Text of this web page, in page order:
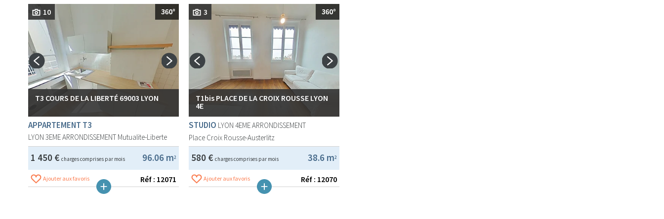
10
T3 COURS DE LA LIBERTÉ 69003 LYON
APPARTEMENT T3
LYON 3EME ARRONDISSEMENT Mutualite-Liberte
96.06 m2
1 450 € charges comprises par mois
Ajouter aux favoris Réf : 12071
3
T1bis PLACE DE LA CROIX ROUSSE LYON
4E
STUDIO LYON 4EME ARRONDISSEMENT
Place Croix Rousse-Austerlitz
38.6 m2
580 € charges comprises par mois
Ajouter aux favoris Réf : 12070